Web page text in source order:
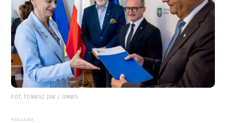
FOT. TOMASZ ŻAK / UMWS
REKLAMA